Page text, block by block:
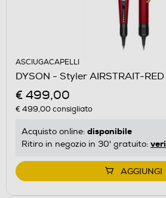
ASCIUGACAPELLI
DYSON - Styler AIRSTRAIT-RED
€ 499,00
€ 499,00consigliato
Acquisto online: disponibile
Ritiro in negozio in 30' gratuito:
AGGIUNGI